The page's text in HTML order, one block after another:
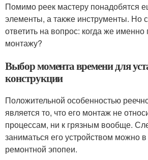
Помимо реек мастеру понадобятся
элементы, а также инструменты. Но
ответить на вопрос: когда же именно
монтажу?
Выбор момента времени для
конструкции
Положительной особенностью
является то, что его монтаж не
процессам, ни к грязным вообще.
заниматься его устройством можно
ремонтной эпопеи.